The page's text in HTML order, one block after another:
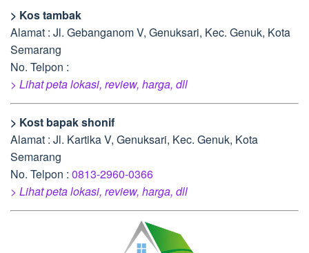
> Kos tambak
Alamat : Jl. Gebanganom V, Genuksari, Kec. Genuk, Kota
Semarang
No. Telpon :
> Lihat peta lokasi, review, harga, dll
> Kost bapak shonif
Alamat : Jl. Kartika V, Genuksari, Kec. Genuk, Kota
Semarang
No. Telpon : 0813-2960-0366
> Lihat peta lokasi, review, harga, dll